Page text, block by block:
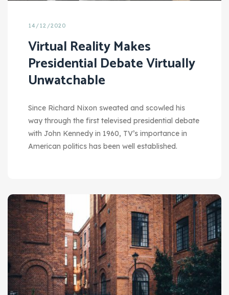
14/12/2020
Virtual Reality Makes
Presidential Debate Virtually
Unwatchable
Since Richard Nixon sweated and scowled his
way through the first televised presidential debate
with John Kennedy in 1960, TV’s importance in
American politics has been well established.